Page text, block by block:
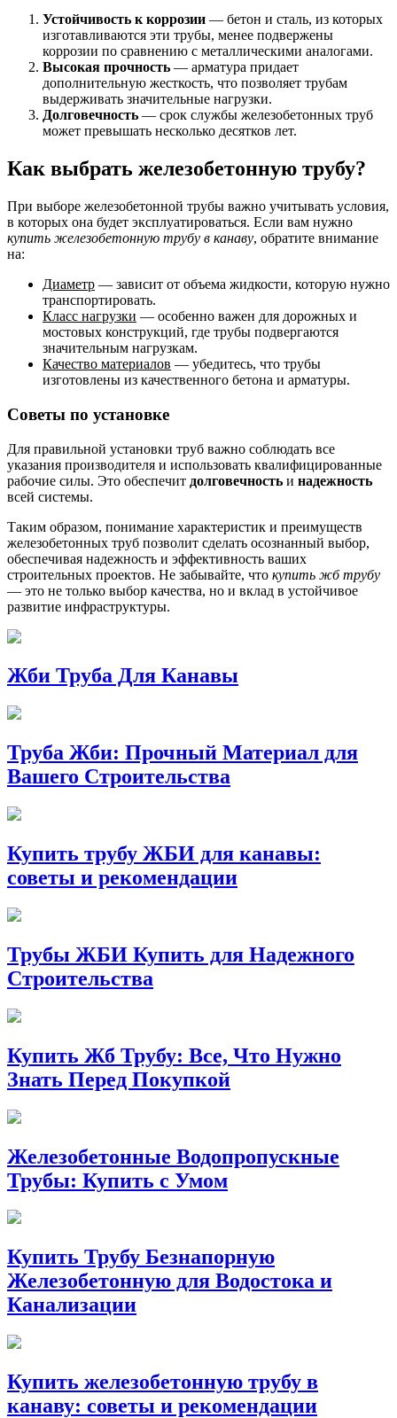
Устойчивость к коррозии — бетон и сталь, из которых
изготавливаются эти трубы, менее подвержены
коррозии по сравнению с металлическими аналогами.
Высокая прочность — арматура придает
дополнительную жесткость, что позволяет трубам
выдерживать значительные нагрузки.
Долговечность — срок службы железобетонных труб
может превышать несколько десятков лет.
Как выбрать железобетонную трубу?
При выборе железобетонной трубы важно учитывать условия,
в которых она будет эксплуатироваться. Если вам нужно
купить железобетонную трубу в канаву, обратите внимание
на:
Диаметр — зависит от объема жидкости, которую нужно
транспортировать.
Класс нагрузки — особенно важен для дорожных и
мостовых конструкций, где трубы подвергаются
значительным нагрузкам.
Качество материалов — убедитесь, что трубы
изготовлены из качественного бетона и арматуры.
Советы по установке
Для правильной установки труб важно соблюдать все
указания производителя и использовать квалифицированные
рабочие силы. Это обеспечит долговечность и надежность
всей системы.
Таким образом, понимание характеристик и преимуществ
железобетонных труб позволит сделать осознанный выбор,
обеспечивая надежность и эффективность ваших
строительных проектов. Не забывайте, что купить жб трубу
— это не только выбор качества, но и вклад в устойчивое
развитие инфраструктуры.
Жби Труба Для Канавы
Труба Жби: Прочный Материал для
Вашего Строительства
Купить трубу ЖБИ для канавы:
советы и рекомендации
Трубы ЖБИ Купить для Надежного
Строительства
Купить Жб Трубу: Все, Что Нужно
Знать Перед Покупкой
Железобетонные Водопропускные
Трубы: Купить с Умом
Купить Трубу Безнапорную
Железобетонную для Водостока и
Канализации
Купить железобетонную трубу в
канаву: советы и рекомендации